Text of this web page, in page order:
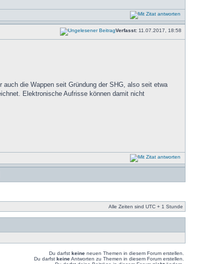
Verfasst: 11.07.2017, 18:58
die Wappen seit Gründung der SHG, also seit etwa
Elektronische Aufrisse können damit nicht
Alle Zeiten sind UTC + 1 Stunde
Du darfst keine neuen Themen in diesem Forum erstellen.
Du darfst keineAntworten zu Themen in diesem Forum erstellen.